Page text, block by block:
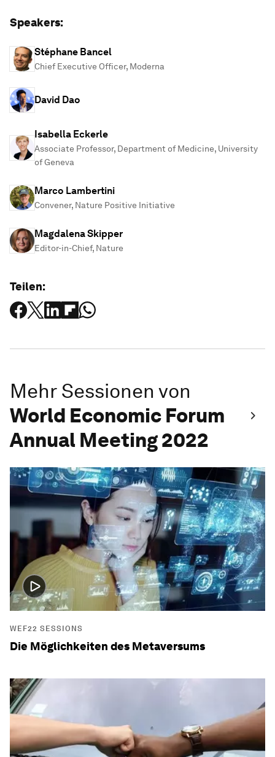
Speakers:
Stéphane Bancel
Chief Executive Officer, Moderna
David Dao
Isabella Eckerle
Associate Professor, Department of Medicine, University
of Geneva
Marco Lambertini
Convener, Nature Positive Initiative
Magdalena Skipper
Editor-in-Chief, Nature
Teilen:
Mehr Sessionen von
World Economic Forum
Annual Meeting 2022
WEF22 SESSIONS
Die Möglichkeiten des Metaversums